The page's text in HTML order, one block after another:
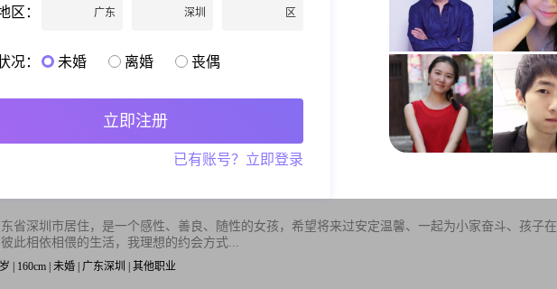
省深圳市居住，我理想的约会方式是一起做饭、牵手漫步在公园，对于我的另一半，我希望是孝
，期待在珍爱网找到理想中的那个她。
| 165cm | 未婚 | 广东深圳 | 3001-5000元
异性：
3张私照 更多照片资料 私聊TA
省深圳市居住，是一个感性、善良、随性的女孩，希望将来过安定温馨、一起为小家奋斗、孩子在
此相依相偎的生活，我理想的约会方式...
| 160cm | 未婚 | 广东深圳 | 其他职业
区： 广东 深圳 区
况： 未婚 离婚 丧偶
立即注册
已有账号？立即登录